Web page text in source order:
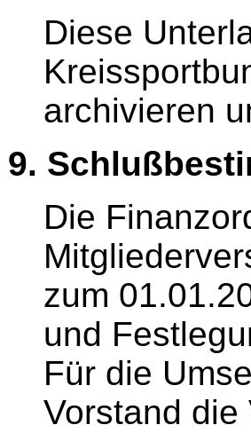
Diese
archivieren
9.
Die
zum
und
Für die
Vorstand die